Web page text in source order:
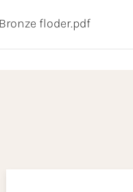
floder.pdf